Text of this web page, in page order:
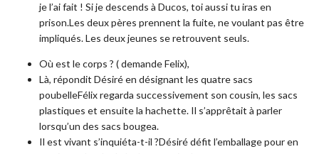
je l’ai fait ! Si je descends à Ducos, toi aussi tu iras en
prison.Les deux pères prennent la fuite, ne voulant pas être
impliqués. Les deux jeunes se retrouvent seuls.
Où est le corps ? ( demande Felix),
Là, répondit Désiré en désignant les quatre sacs
poubelleFélix regarda successivement son cousin, les sacs
plastiques et ensuite la hachette. Il s’apprêtait à parler
lorsqu’un des sacs bougea.
Il est vivant s’inquiéta-t-il ?Désiré défit l’emballage pour en